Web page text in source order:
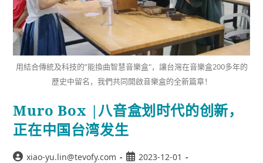
用結合傳統及科技的”能換曲智慧音樂盒"，讓台灣在音樂盒200多年的
歷史中留名，我們共同開啟音樂盒的全新篇章！
Muro Box |八音盒划时代的创新，
正在中国台湾发生
xiao-yu.lin@tevofy.com
2023-12-01